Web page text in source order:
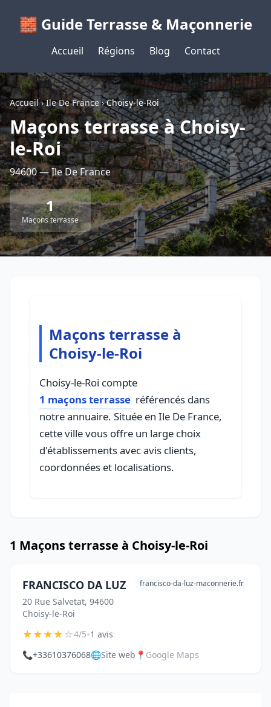
🧱 Guide Terrasse & Maçonnerie
Accueil Régions Blog Contact
Accueil›Ile De France›Choisy-le-Roi
Maçons terrasse à Choisy-
le-Roi
94600 — Ile De France
1
Maçons terrasse
Maçons terrasse à
Choisy-le-Roi
Choisy-le-Roi compte
1 maçons terrasse référencés dans
notre annuaire. Située en Ile De France,
cette ville vous offre un large choix
d'établissements avec avis clients,
coordonnées et localisations.
1 Maçons terrasse à Choisy-le-Roi
FRANCISCO DA LUZ
20 Rue Salvetat, 94600
Choisy-le-Roi
francisco-da-luz-maconnerie.fr
★★★★☆4/5•1 avis
📞+33610376068🌐Site web 📍 Google Maps